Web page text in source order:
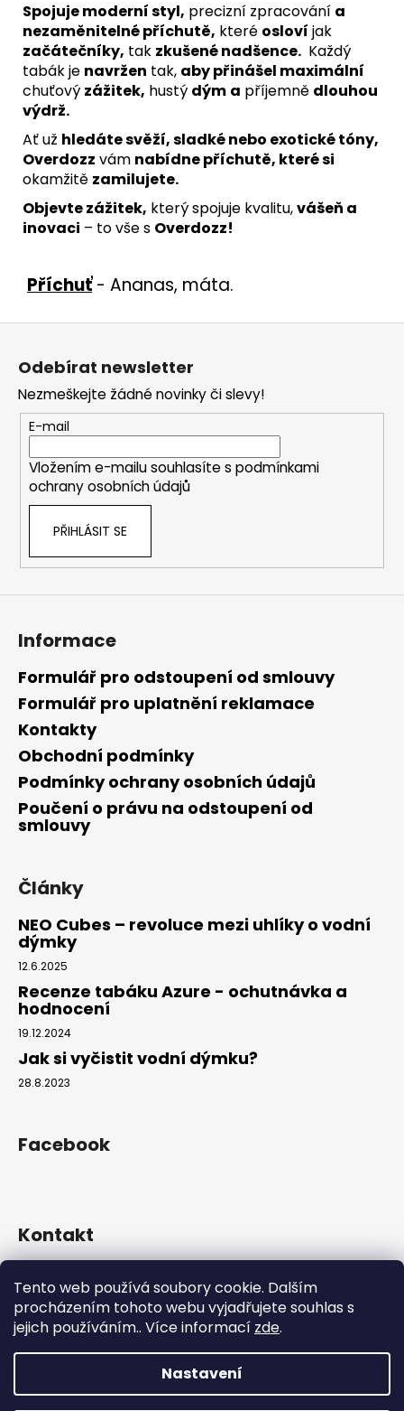
Tento web používá soubory cookie. Dalším
procházením tohoto webu vyjadřujete souhlas s
jejich používáním.. Více informací zde.
Nastavení
Spojuje moderní styl, precizní zpracování a
nezaměnitelné příchutě, které osloví jak
začátečníky, tak zkušené nadšence. Každý
tabák je navržen tak, aby přinášel maximální
chuťový zážitek, hustý dým a příjemně dlouhou
výdrž.
Ať už hledáte svěží, sladké nebo exotické tóny,
Overdozz vám nabídne příchutě, které si
okamžitě zamilujete.
Objevte zážitek, který spojuje kvalitu,vášeň a
inovaci – to vše s Overdozz!
Příchuť- Ananas, máta.
Odebírat newsletter
Nezmeškejte žádné novinky či slevy!
E-mail
Vložením e-mailu souhlasíte s podmínkami
ochrany osobních údajů
PŘIHLÁSIT SE
Informace
Formulář pro odstoupení od smlouvy
Formulář pro uplatnění reklamace
Kontakty
Obchodní podmínky
Podmínky ochrany osobních údajů
Poučení o právu na odstoupení od
smlouvy
Články
NEO Cubes – revoluce mezi uhlíky o vodní
dýmky
12.6.2025
Recenze tabáku Azure - ochutnávka a
hodnocení
19.12.2024
Jak si vyčistit vodní dýmku?
28.8.2023
Facebook
Kontakt
+420 739 522 572
hookah_gang.cz/